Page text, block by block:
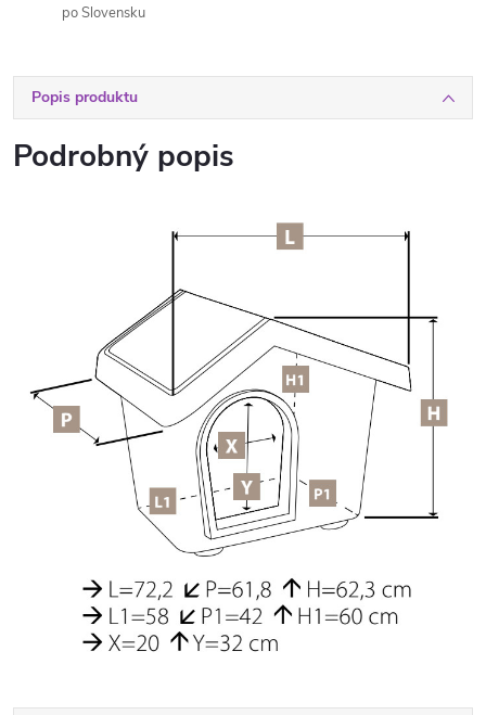
po Slovensku
Popis produktu
Podrobný popis